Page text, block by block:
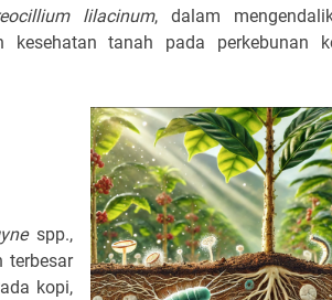
lilacinum, dalam
kesehatan tanah pada perkebunan
spp.,
terbesar
kopi,